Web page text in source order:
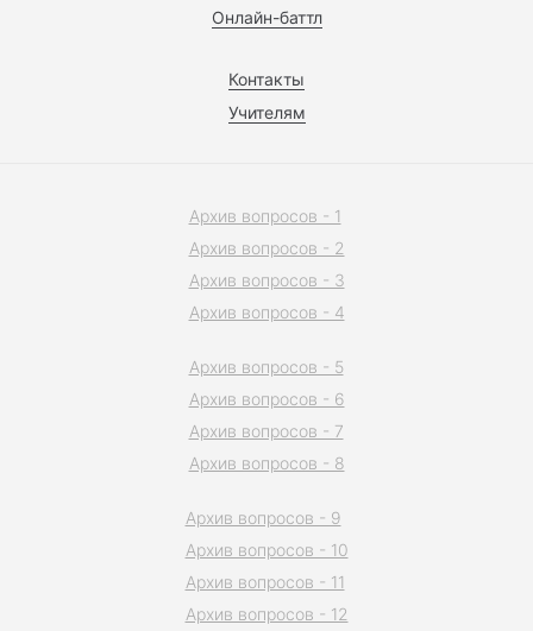
Онлайн-баттл
Контакты
Учителям
Архив вопросов - 1
Архив вопросов - 2
Архив вопросов - 3
Архив вопросов - 4
Архив вопросов - 5
Архив вопросов - 6
Архив вопросов - 7
Архив вопросов - 8
Архив вопросов - 9
Архив вопросов - 10
Архив вопросов - 11
Архив вопросов - 12